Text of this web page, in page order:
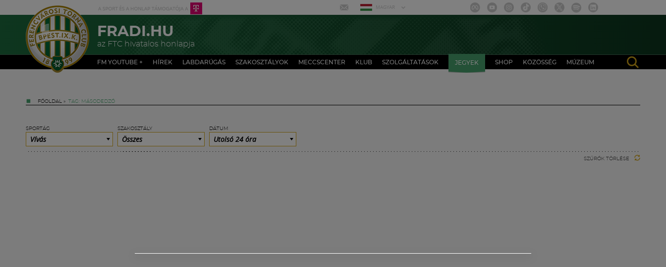
MAGYAR
FRADI.HU
az FTC hivatalos honlapja
FM YOUTUBE + HÍREK LABDARÚGÁS SZAKOSZTÁLYOK MECCSCENTER KLUB SZOLGÁLTATÁSOK JEGYEK SHOP KÖZÖSSÉG MÚZEUM
FŐOLDAL » TAG: MÁSODEDZŐ
SPORTÁG
Vívás
SZAKOSZTÁLY
Összes
DÁTUM
Utolsó 24 óra
SZŰRŐK TÖRLÉSE